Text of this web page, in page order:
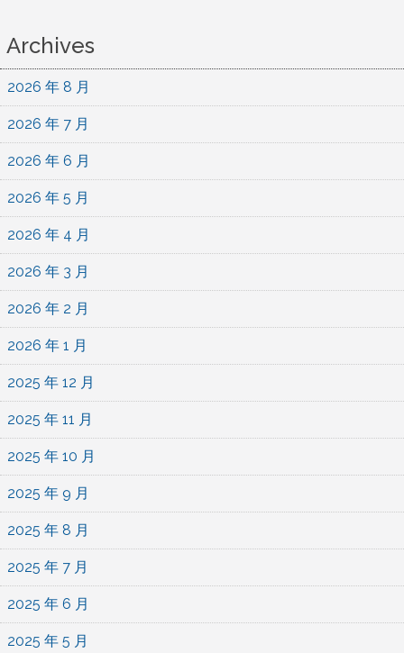
Archives
2026 年 8 月
2026 年 7 月
2026 年 6 月
2026 年 5 月
2026 年 4 月
2026 年 3 月
2026 年 2 月
2026 年 1 月
2025 年 12 月
2025 年 11 月
2025 年 10 月
2025 年 9 月
2025 年 8 月
2025 年 7 月
2025 年 6 月
2025 年 5 月